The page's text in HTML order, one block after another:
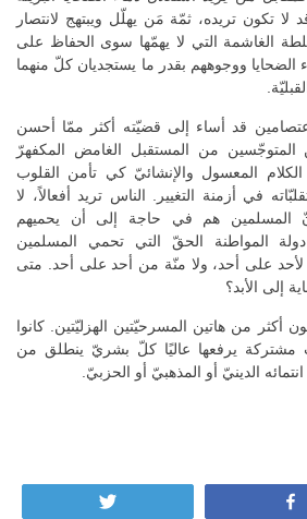
تكون تريده، ثمّة مَن يهلّل ويبتهج لانتصار
الغاشمة التي لا يهمّها سوى الحفاظ على
الضحايا ووجوههم بقدر ما يستجديان كلّ منهما
قد أساء إلى قضيّته أكثر ممّا أحسن
المتوجّسين من المستقبل الغامض المكفهرّ
الكلام المعسول والإنشائيّ كي تأمن القلوب
في أزمنة التغيير. الناس تريد أفعالاً، لا
المسلمين هم في حاجة إلى أن يحميهم
المواطنة الحقّ التي تحمي المسلمين
على أحد، ولا منّة من أحد على أحد. متى
إلى الأبد؟
أكثر من هاتين المسرحيّتين الهزليّتين. كانوا
يرفعها عاليًا كلّ بشريّ ينطلق من
الدينيّ أو المذهبيّ أو الحزبيّ.